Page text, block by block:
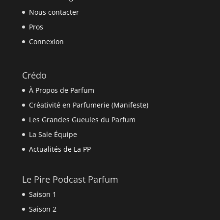
Nous contacter
Pros
Connexion
Crédo
À Propos de Parfum
Créativité en Parfumerie (Manifeste)
Les Grandes Gueules du Parfum
La Sale Équipe
Actualités de La PP
Le Pire Podcast Parfum
Saison 1
Saison 2